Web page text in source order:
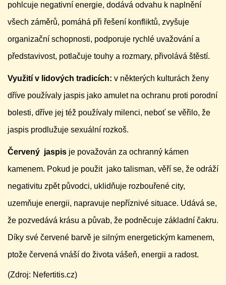
pohlcuje negativní energie, dodává odvahu k naplnění
všech záměrů, pomáhá při řešení konfliktů, zvyšuje
organizační schopnosti, podporuje rychlé uvažování a
představivost, potlačuje touhy a rozmary, přivolává štěstí.
Využití v lidových tradicích: v některých kulturách ženy
dříve používaly jaspis jako amulet na ochranu proti porodní
bolesti, dříve jej též používaly milenci, neboť se věřilo, že
jaspis prodlužuje sexuální rozkoš.
Červený jaspis je považován za ochranný kámen
kamenem. Pokud je použit jako talisman, věří se, že odráží
negativitu zpět původci, uklidňuje rozbouřené city,
uzemňuje energii, napravuje nepříznivé situace. Udává se,
že pozvedává krásu a půvab, že podněcuje základní čakru.
Díky své červené barvě je silným energetickým kamenem,
ptože červená vnáší do života vášeň, energii a radost.
(Zdroj: Nefertitis.cz)